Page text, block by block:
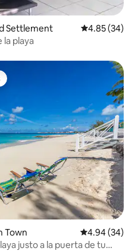
Settlement Calificación
4.85 (34)
la playa
huéspedes
Town Calificación
4.94 (34)
justo a la puerta de tu